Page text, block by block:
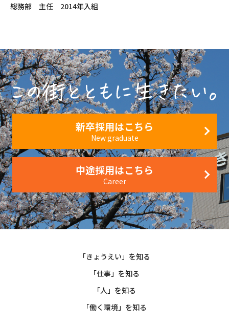
総務部 主任 2014年入組
新卒採用はこちら
New graduate
中途採用はこちら
Career
「きょうえい」を知る
「仕事」を知る
「人」を知る
「働く環境」を知る